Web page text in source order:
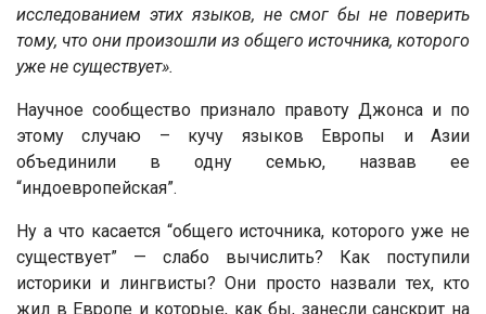
исследованием этих языков, не смог бы не поверить
тому, что они произошли из oбщего источника, которого
уже не существует».
Научное сообщество признало правоту Джонса и по
этому случаю – кучу языков Европы и Азии
объединили в одну семью, назвав ее
“индоевропейская”.
Ну а что касается “oбщего источника, которого уже не
существует” — слабо вычислить? Как поступили
историки и лингвисты? Они просто назвали тех, кто
жил в Европе и которые, как бы, занесли санскрит на